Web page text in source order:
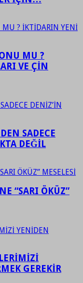
MU ?
VE ÇİN
SADECE
DEĞİL
“SARI ÖKÜZ”
GEREKİR